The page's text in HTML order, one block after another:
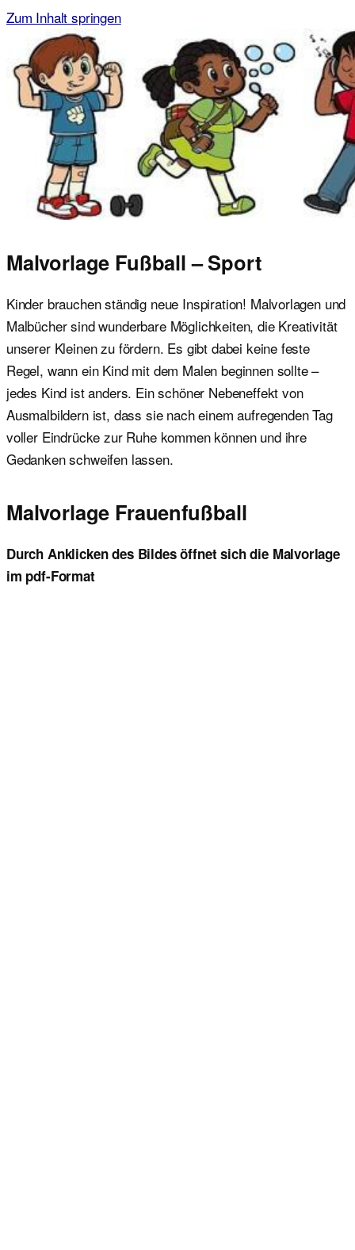
Zum Inhalt springen
Malvorlagen für Kinder
Ausmalbilder einfach und kostenlos als pdf herunterladen
Malvorlage Fußball – Sport
Kinder brauchen ständig neue Inspiration! Malvorlagen und
Malbücher sind wunderbare Möglichkeiten, die Kreativität
unserer Kleinen zu fördern. Es gibt dabei keine feste
Regel, wann ein Kind mit dem Malen beginnen sollte –
jedes Kind ist anders. Ein schöner Nebeneffekt von
Ausmalbildern ist, dass sie nach einem aufregenden Tag
voller Eindrücke zur Ruhe kommen können und ihre
Gedanken schweifen lassen.
Malvorlage Frauenfußball
Durch Anklicken des Bildes öffnet sich die Malvorlage
im pdf-Format